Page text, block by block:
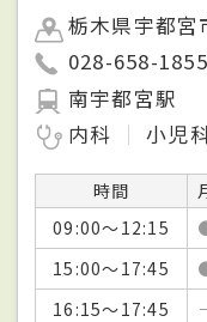
栃木県宇都宮
028-658-1855
南宇都宮駅
内科
小児
時間
09:00～12:15
15:00～17:45
16:15～17:45